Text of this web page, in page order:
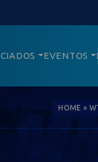
EVENTOS
HOME »